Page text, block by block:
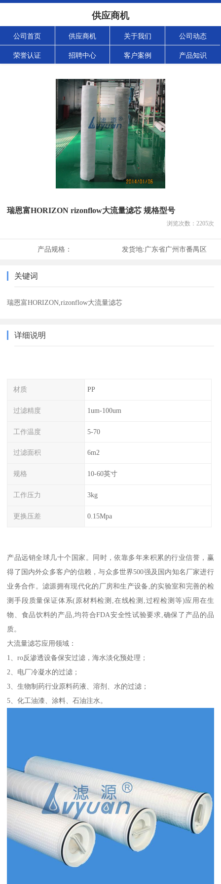
供应商机
公司首页 供应商机 关于我们 公司动态
荣誉认证 招聘中心 客户案例 产品知识
瑞恩富HORIZON rizonflow大流量滤芯 规格型号
浏览次数： 2205次
产品规格： 发货地:广东省广州市番禺区
关键词
瑞恩富HORIZON,rizonflow大流量滤芯
详细说明
材质 PP
过滤精度 1um-100um
工作温度 5-70
过滤面积 6m2
规格 10-60英寸
工作压力 3kg
更换压差 0.15Mpa
产品远销全球几十个国家。同时，依靠多年来积累的行业信誉，赢
得了国内外众多客户的信赖，与众多世界500强及国内知名厂家进行
业务合作。滤源拥有现代化的厂房和生产设备,的实验室和完善的检
测手段质量保证体系(原材料检测,在线检测,过程检测等)应用在生
物、食品饮料的产品,均符合FDA安全性试验要求,确保了产品的品
质。
大流量滤芯应用领域：
1、ro反渗透设备保安过滤，海水淡化预处理；
2、电厂冷凝水的过滤；
3、生物制药行业原料药液、溶剂、水的过滤；
5、化工油漆、涂料、石油注水。